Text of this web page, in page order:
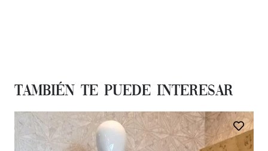
También te Puede Interesar